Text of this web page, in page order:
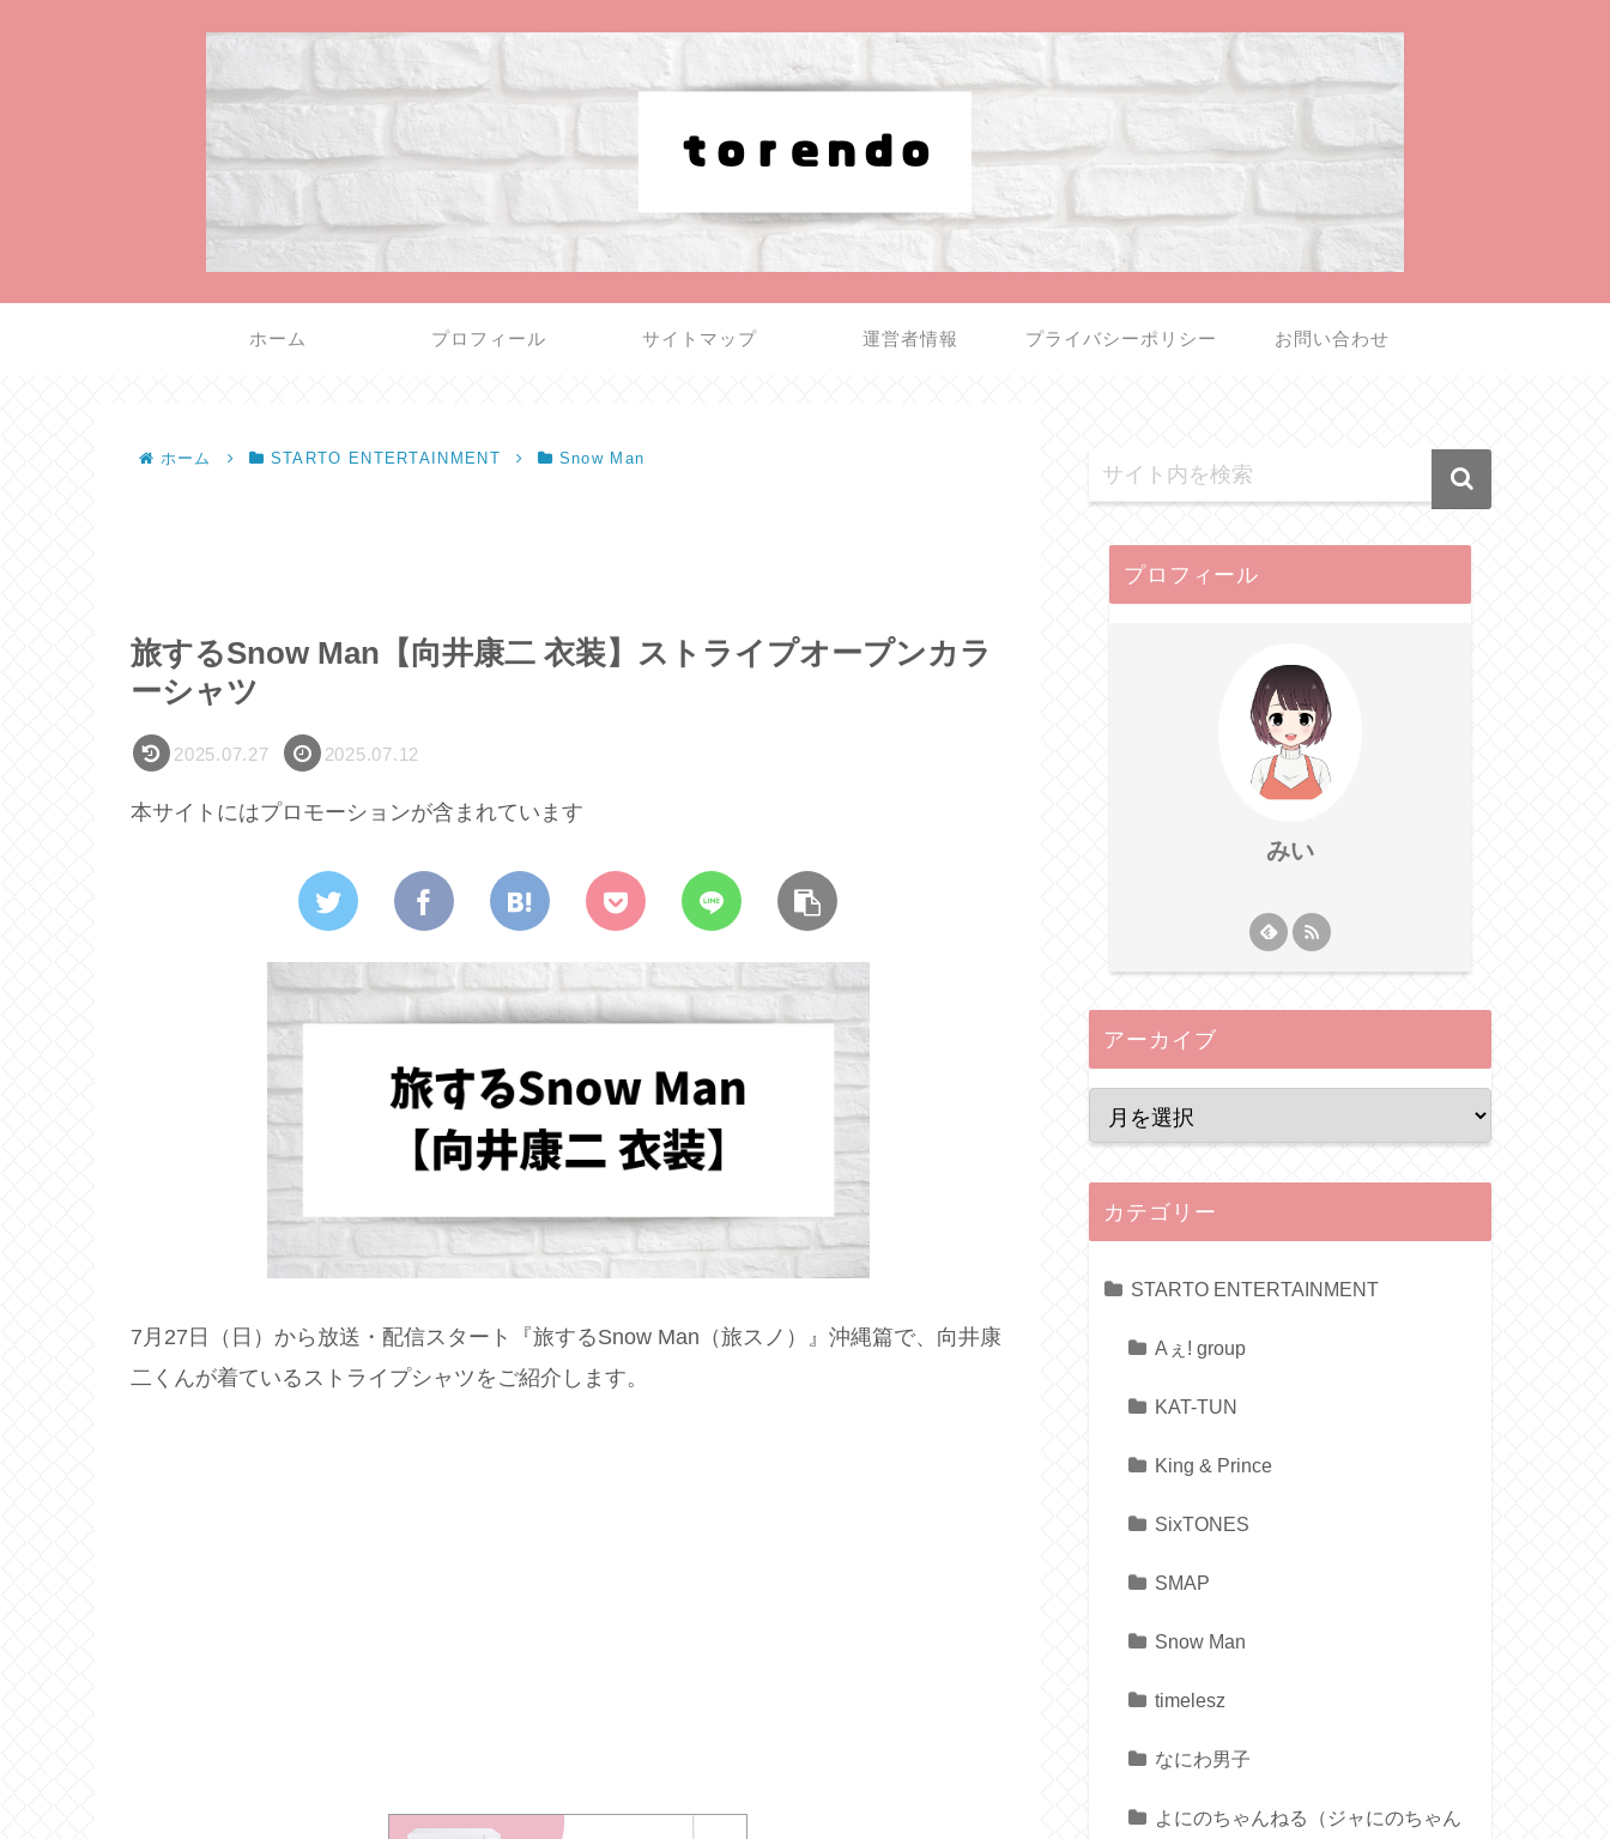
ホーム プロフィール サイトマップ 運営者情報 プライバシーポリシー お問い合わせ
ホーム STARTO ENTERTAINMENT Snow Man
旅するSnow Man【向井康二 衣装】ストライプオープンカラ
ーシャツ
2025.07.27 2025.07.12
本サイトにはプロモーションが含まれています
7月27日（日）から放送・配信スタート『旅するSnow Man（旅スノ）』沖縄篇で、向井康
二くんが着ているストライプシャツをご紹介します。
プロフィール
みい
アーカイブ
カテゴリー
STARTO ENTERTAINMENT
Aぇ! group
KAT-TUN
King & Prince
SixTONES
SMAP
Snow Man
timelesz
なにわ男子
よにのちゃんねる（ジャにのちゃん